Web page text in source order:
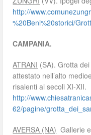
http://
%20Beni%20storici/
CAMPANIA.
ATRANI (SA). Grotta
attestato nell’alto
risalenti ai secoli XI-XII.
http://
62/pagine/
AVERSA (NA) Gallerie